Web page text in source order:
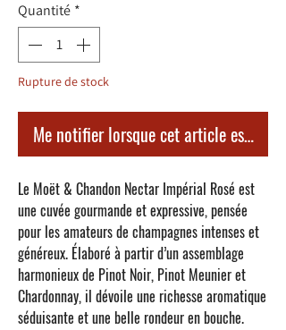
Quantité *
Rupture de stock
Me notifier lorsque cet article est
Le Moët & Chandon Nectar Impérial Rosé est
une cuvée gourmande et expressive, pensée
pour les amateurs de champagnes intenses et
généreux. Élaboré à partir d’un assemblage
harmonieux de Pinot Noir, Pinot Meunier et
Chardonnay, il dévoile une richesse aromatique
séduisante et une belle rondeur en bouche.